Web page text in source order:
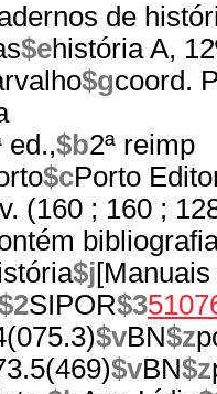
de
$ehistória A,
$gcoord.
ed.,$b2ª reimp
$cPorto
(160 ; 160 ;
$j
SIPOR$3
$vBN$z
$vBN$z